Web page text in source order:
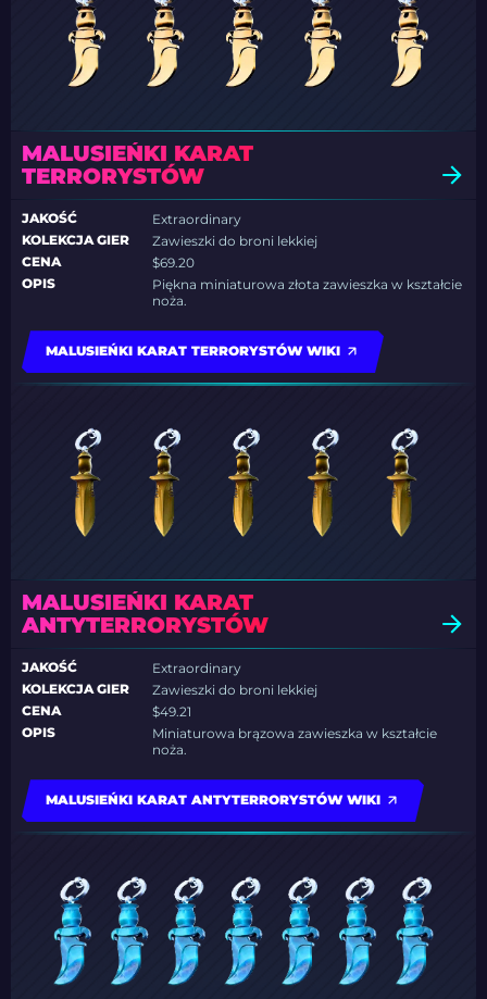
MALUSIEŃKI KARAT
TERRORYSTÓW
JAKOŚĆ
Extraordinary
KOLEKCJA GIER
Zawieszki do broni lekkiej
CENA
$69.20
OPIS
Piękna miniaturowa złota zawieszka w kształcie
noża.
MALUSIEŃKI KARAT TERRORYSTÓW WIKI
MALUSIEŃKI KARAT
ANTYTERRORYSTÓW
JAKOŚĆ
Extraordinary
KOLEKCJA GIER
Zawieszki do broni lekkiej
CENA
$49.21
OPIS
Miniaturowa brązowa zawieszka w kształcie
noża.
MALUSIEŃKI KARAT ANTYTERRORYSTÓW WIKI